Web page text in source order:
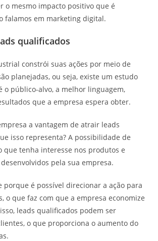
o mesmo impacto positivo que é
falamos em marketing digital.
qualificados
constrói suas ações por meio de
planejadas, ou seja, existe um estudo
o público-alvo, a melhor linguagem,
que a empresa espera obter.
a vantagem de atrair leads
isso representa? A possibilidade de
tenha interesse nos produtos e
pela sua empresa.
porque é possível direcionar a ação para
o que faz com que a empresa economize
leads qualificados podem ser
o que proporciona o aumento do